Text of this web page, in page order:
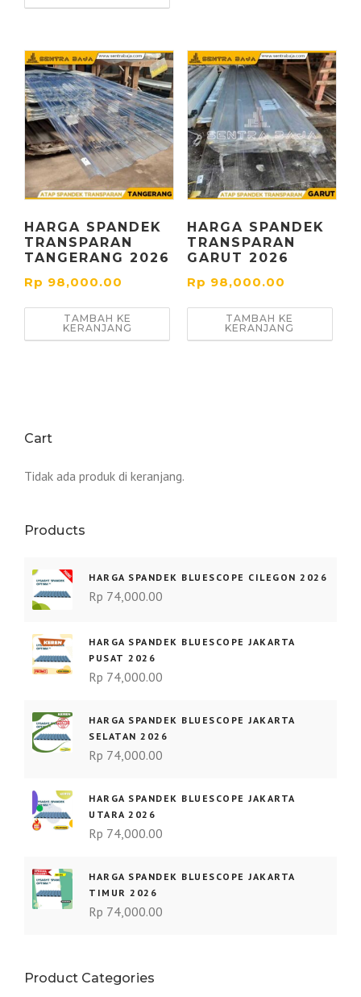
HARGA SPANDEK
TRANSPARAN
TANGERANG 2026
Rp 98,000.00
TAMBAH KE
KERANJANG
HARGA SPANDEK
TRANSPARAN
GARUT 2026
Rp 98,000.00
TAMBAH KE
KERANJANG
Cart
Tidak ada produk di keranjang.
Products
HARGA SPANDEK BLUESCOPE CILEGON 2026
Rp 74,000.00
HARGA SPANDEK BLUESCOPE JAKARTA
PUSAT 2026
Rp 74,000.00
HARGA SPANDEK BLUESCOPE JAKARTA
SELATAN 2026
Rp 74,000.00
HARGA SPANDEK BLUESCOPE JAKARTA
UTARA 2026
Rp 74,000.00
HARGA SPANDEK BLUESCOPE JAKARTA
TIMUR 2026
Rp 74,000.00
Product Categories